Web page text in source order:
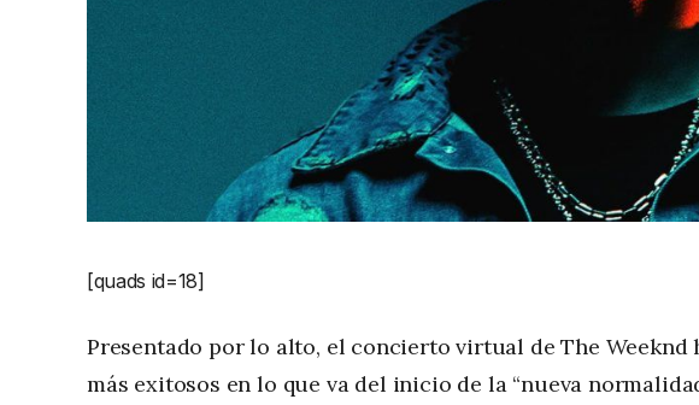
[quads id=18]
Presentado por lo alto, el concierto virtual de The Weeknd
más exitosos en lo que va del inicio de la “nueva